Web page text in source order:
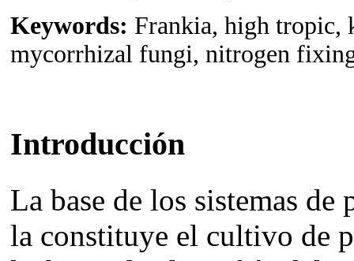
Keywords: Frankia, high tropic,
mycorrhizal fungi, nitrogen
Introducción
La base de los sistemas
la constituye el cultivo de